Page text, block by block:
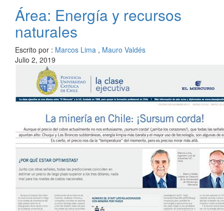
Área: Energía y recursos
naturales
Escrito por : Marcos Lima , Mauro Valdés
Julio 2, 2019